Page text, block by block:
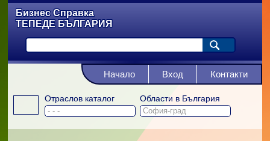
Бизнес Справка
ТЕПЕДЕ БЪЛГАРИЯ
Отраслов каталог Области в България
Начало Вход Контакти